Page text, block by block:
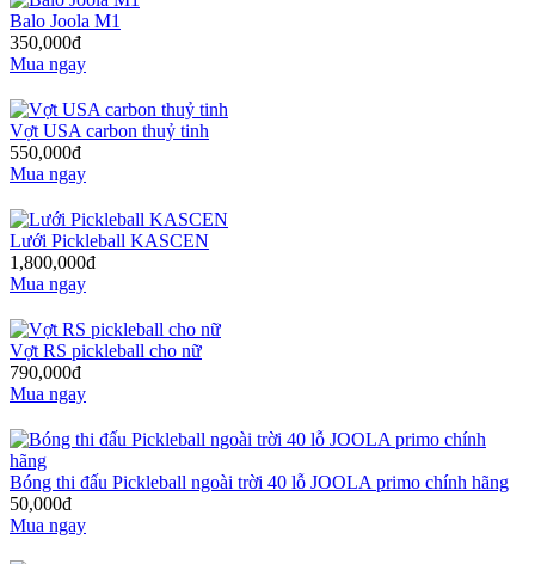
Balo Joola M1
350,000đ
Mua ngay
Vợt USA carbon thuỷ tinh
550,000đ
Mua ngay
Lưới Pickleball KASCEN
1,800,000đ
Mua ngay
Vợt RS pickleball cho nữ
790,000đ
Mua ngay
Bóng thi đấu Pickleball ngoài trời 40 lỗ JOOLA primo chính hãng
50,000đ
Mua ngay